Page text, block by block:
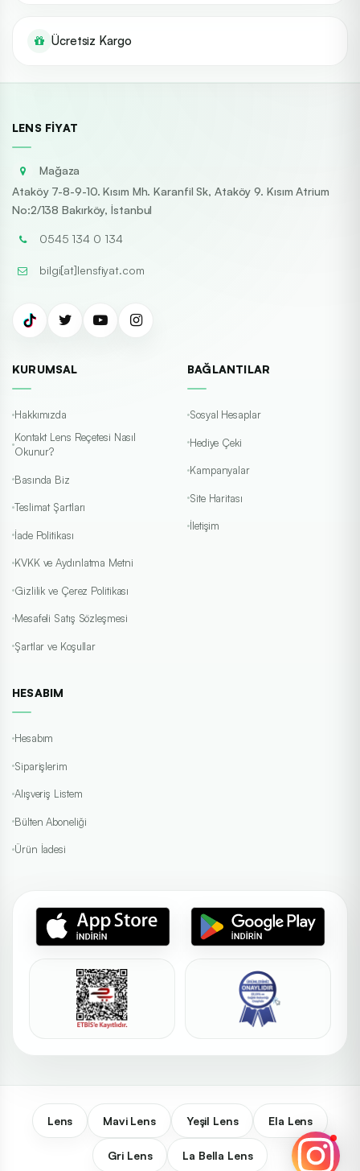
Ücretsiz Kargo
LENS FIYAT
Mağaza
Ataköy 7-8-9-10. Kısım Mh. Karanfil Sk, Ataköy 9. Kısım Atrium
No:2/138 Bakırköy, İstanbul
0545 134 0 134
bilgi[at]lensfiyat.com
KURUMSAL
Hakkımızda
Kontakt Lens Reçetesi Nasıl
Okunur?
Basında Biz
Teslimat Şartları
İade Politikası
KVKK ve Aydınlatma Metni
Gizlilik ve Çerez Politikası
Mesafeli Satış Sözleşmesi
Şartlar ve Koşullar
BAĞLANTILAR
Sosyal Hesaplar
Hediye Çeki
Kampanyalar
Site Haritası
İletişim
HESABIM
Hesabım
Siparişlerim
Alışveriş Listem
Bülten Aboneliği
Ürün İadesi
Lens Mavi Lens Yeşil Lens Ela Lens
Gri Lens La Bella Lens